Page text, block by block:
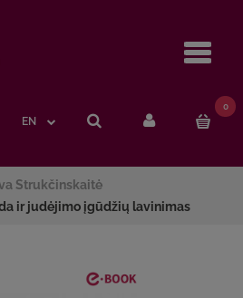
EN
0
Strukčinskaitė
ir judėjimo įgūdžių lavinimas